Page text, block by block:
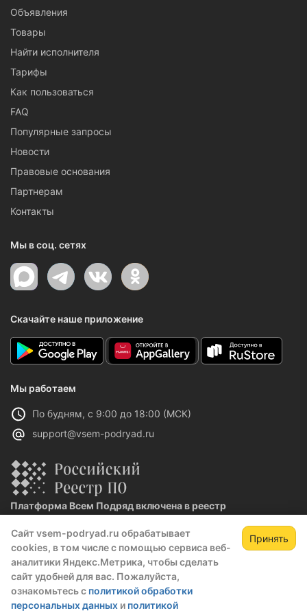
Сайт vsem-podryad.ru обрабатывает
cookies, в том числе с помощью сервиса веб-
аналитики Яндекс.Метрика, чтобы сделать
сайт удобней для вас. Пожалуйста,
ознакомьтесь с политикой обработки
персональных данных и политикой
Принять
Объявления
Товары
Найти исполнителя
Тарифы
Как пользоваться
FAQ
Популярные запросы
Новости
Правовые основания
Партнерам
Контакты
Мы в соц. сетях
Скачайте наше приложение
Мы работаем
По будням, с 9:00 до 18:00 (МСК)
support@vsem-podryad.ru
Платформа Всем Подряд включена в реестр
Реестровая запись №32021 от 06.02.2026
Политика конфиденциальности